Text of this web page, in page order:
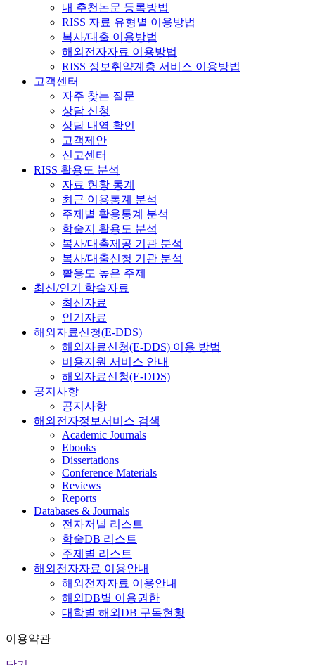
내 추천논문 등록방법
RISS 자료 유형별 이용방법
복사/대출 이용방법
해외전자자료 이용방법
RISS 정보취약계층 서비스 이용방법
고객센터
자주 찾는 질문
상담 신청
상담 내역 확인
고객제안
신고센터
RISS 활용도 분석
자료 현황 통계
최근 이용통계 분석
주제별 활용통계 분석
학술지 활용도 분석
복사/대출제공 기관 분석
복사/대출신청 기관 분석
활용도 높은 주제
최신/인기 학술자료
최신자료
인기자료
해외자료신청(E-DDS)
해외자료신청(E-DDS) 이용 방법
비용지원 서비스 안내
해외자료신청(E-DDS)
공지사항
공지사항
해외전자정보서비스 검색
Academic Journals
Ebooks
Dissertations
Conference Materials
Reviews
Reports
Databases & Journals
전자저널 리스트
학술DB 리스트
주제별 리스트
해외전자자료 이용안내
해외전자자료 이용안내
해외DB별 이용권한
대학별 해외DB 구독현황
이용약관